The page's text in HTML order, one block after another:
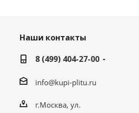
Наши контакты
8 (499) 404-27-00
info@kupi-plitu.ru
г.Москва, ул.